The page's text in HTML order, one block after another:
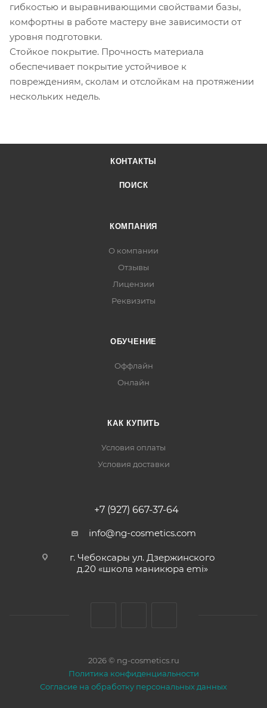
гибкостью и выравнивающими свойствами базы,
комфортны в работе мастеру вне зависимости от
уровня подготовки.
Стойкое покрытие. Прочность материала
обеспечивает покрытие устойчивое к
повреждениям, сколам и отслойкам на протяжении
нескольких недель.
КОНТАКТЫ
ПОИСК
КОМПАНИЯ
О компании
Отзывы
Лицензии
Реквизиты
ОБУЧЕНИЕ
Оффлайн
Онлайн
КАК КУПИТЬ
Условия оплаты
Условия доставки
+7 (927) 667-37-64
info@ng-cosmetics.com
г. Чебоксары ул. Дзержинского
д.20 «школа маникюра emi»
2026 © ng-cosmetics.ru
Политика конфиденциальности
Согласие на обработку персональных данных